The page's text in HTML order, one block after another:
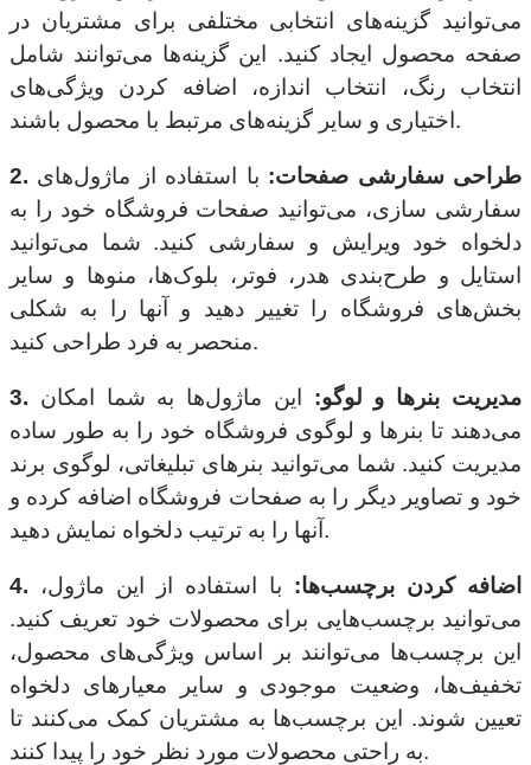
می‌توانید گزینه‌های انتخابی مختلفی برای مشتریان در
صفحه محصول ایجاد کنید. این گزینه‌ها می‌توانند شامل
انتخاب رنگ، انتخاب اندازه، اضافه کردن ویژگی‌های
اختیاری و سایر گزینه‌های مرتبط با محصول باشند.
2. طراحی سفارشی صفحات: با استفاده از ماژول‌های
سفارشی سازی، می‌توانید صفحات فروشگاه خود را به
دلخواه خود ویرایش و سفارشی کنید. شما می‌توانید
استایل و طرح‌بندی هدر، فوتر، بلوک‌ها، منوها و سایر
بخش‌های فروشگاه را تغییر دهید و آنها را به شکلی
منحصر به فرد طراحی کنید.
3. مدیریت بنرها و لوگو: این ماژول‌ها به شما امکان
می‌دهند تا بنرها و لوگوی فروشگاه خود را به طور ساده
مدیریت کنید. شما می‌توانید بنرهای تبلیغاتی، لوگوی برند
خود و تصاویر دیگر را به صفحات فروشگاه اضافه کرده و
آنها را به ترتیب دلخواه نمایش دهید.
4. اضافه کردن برچسب‌ها: با استفاده از این ماژول،
می‌توانید برچسب‌هایی برای محصولات خود تعریف کنید.
این برچسب‌ها می‌توانند بر اساس ویژگی‌های محصول،
تخفیف‌ها، وضعیت موجودی و سایر معیارهای دلخواه
تعیین شوند. این برچسب‌ها به مشتریان کمک می‌کنند تا
به راحتی محصولات مورد نظر خود را پیدا کنند.